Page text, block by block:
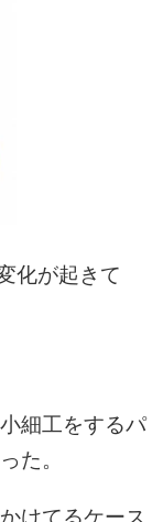
化が起きて
細工をするパ
た。